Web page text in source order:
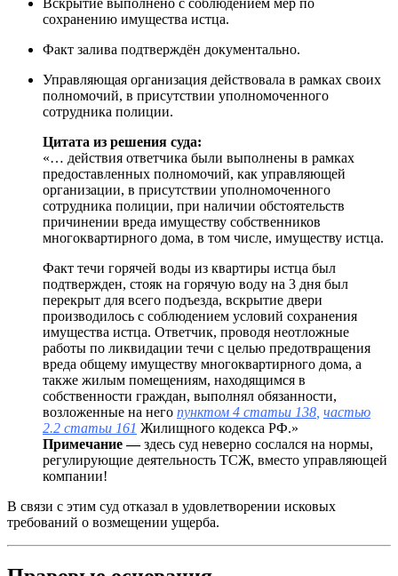
Вскрытие выполнено с соблюдением мер по
сохранению имущества истца.
Факт залива подтверждён документально.
Управляющая организация действовала в рамках своих
полномочий, в присутствии уполномоченного
сотрудника полиции.
Цитата из решения суда:
«… действия ответчика были выполнены в рамках
предоставленных полномочий, как управляющей
организации, в присутствии уполномоченного
сотрудника полиции, при наличии обстоятельств
причинении вреда имуществу собственников
многоквартирного дома, в том числе, имуществу истца.
Факт течи горячей воды из квартиры истца был
подтвержден, стояк на горячую воду на 3 дня был
перекрыт для всего подъезда, вскрытие двери
производилось с соблюдением условий сохранения
имущества истца. Ответчик, проводя неотложные
работы по ликвидации течи с целью предотвращения
вреда общему имуществу многоквартирного дома, а
также жилым помещениям, находящимся в
собственности граждан, выполнял обязанности,
возложенные на него пунктом 4 статьи 138 частью
2.2 статьи 161 Жилищного кодекса РФ.»
Примечание —здесь суд неверно сослался на нормы,
регулирующие деятельность ТСЖ, вместо управляющей
компании!
В связи с этим суд отказал в удовлетворении исковых
требований о возмещении ущерба.